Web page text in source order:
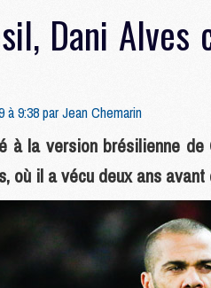
Dani
à 9:38 parJean Chemarin
à la version brésilienne
où il a vécu deux ans